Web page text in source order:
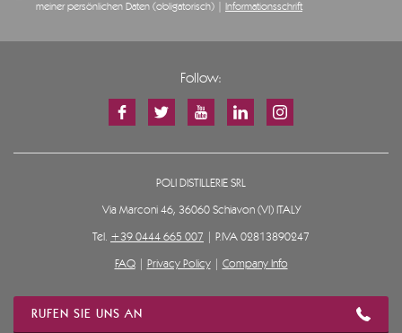
meiner persönlichen Daten (obligatorisch) |
Informationsschrift
Follow:
POLI DISTILLERIE SRL
Via Marconi 46, 36060 Schiavon (VI) ITALY
Tel. +39 0444 665 007 | P.IVA 02813890247
FAQ| Privacy Policy| Company Info
RUFEN SIE UNS AN